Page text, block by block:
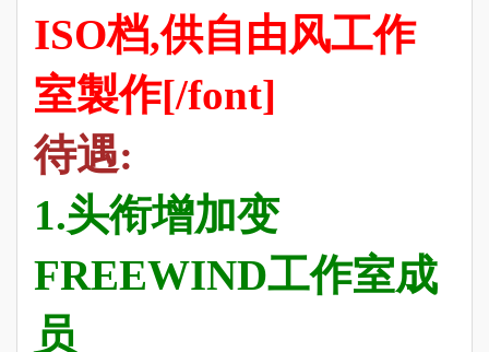
ISO档,供自由风工作
室製作[/font]
待遇:
1.头衔增加变
FREEWIND工作室成
员